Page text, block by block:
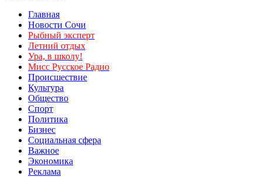
Главная
Новости Сочи
Рыбный эксперт
Летний отдых
Ура, в школу!
Мисс Русское Радио
Происшествие
Культура
Общество
Спорт
Политика
Бизнес
Социальная сфера
Важное
Экономика
Реклама